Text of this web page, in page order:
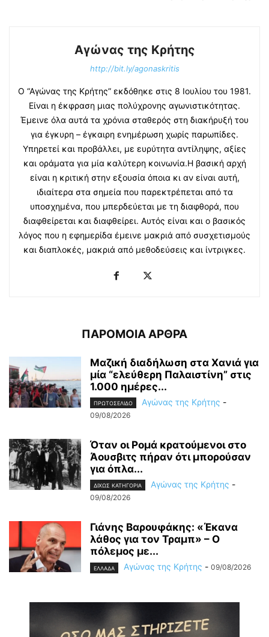
Αγώνας της Κρήτης
http://bit.ly/agonaskritis
Ο “Αγώνας της Κρήτης” εκδόθηκε στις 8 Ιουλίου του 1981.
Είναι η έκφραση μιας πολύχρονης αγωνιστικότητας.
Έμεινε όλα αυτά τα χρόνια σταθερός στη διακήρυξή του
για έγκυρη – έγκαιρη ενημέρωση χωρίς παρωπίδες.
Υπηρετεί και προβάλλει, με ευρύτητα αντίληψης, αξίες
και οράματα για μία καλύτερη κοινωνία.Η βασική αρχή
είναι η κριτική στην εξουσία όποια κι αν είναι αυτή,
ιδιαίτερα στα σημεία που παρεκτρέπεται από τα
υποσχημένα, που μπερδεύεται με τη διαφθορά, που
διαφθείρεται και διαφθείρει. Αυτός είναι και ο βασικός
λόγος που η εφημερίδα έμεινε μακριά από συσχετισμούς
και διαπλοκές, μακριά από μεθοδεύσεις και ίντριγκες.
ΠΑΡΟΜΟΙΑ ΑΡΘΡΑ
Μαζική διαδήλωση στα Χανιά για
μία “ελεύθερη Παλαιστίνη” στις
1.000 ημέρες...
ΠΡΩΤΟΣΕΛΙΔΟ Αγώνας της Κρήτης -
09/08/2026
Όταν οι Ρομά κρατούμενοι στο
Άουσβιτς πήραν ότι μπορούσαν
για όπλα...
ΔΙΧΩΣ ΚΑΤΗΓΟΡΙΑ Αγώνας της Κρήτης -
09/08/2026
Γιάνης Βαρουφάκης: «Έκανα
λάθος για τον Τραμπ» – Ο
πόλεμος με...
ΕΛΛΑΔΑ Αγώνας της Κρήτης - 09/08/2026